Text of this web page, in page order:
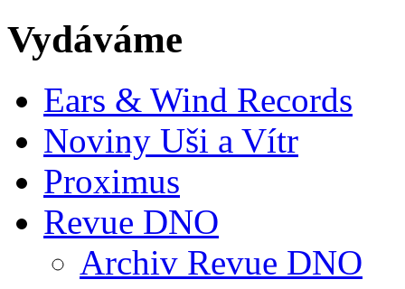
Vydáváme
Ears & Wind Records
Noviny Uši a Vítr
Proximus
Revue DNO
Archiv Revue DNO